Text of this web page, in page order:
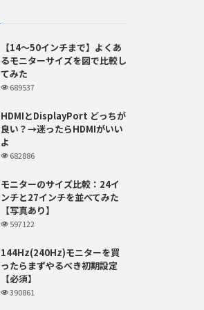
【14～50インチまで】よくあ
るモニターサイズを図で比較し
てみた
689537
HDMIとDisplayPort どっちが
良い？→迷ったらHDMIがいい
よ
682886
モニターのサイズ比較：24イ
ンチと27インチを並べてみた
【写真あり】
597122
144Hz(240Hz)モニターを買
ったらまずやるべき初期設定
【必須】
390861